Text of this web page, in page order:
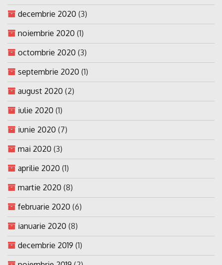
decembrie 2020 (3)
noiembrie 2020 (1)
octombrie 2020 (3)
septembrie 2020 (1)
august 2020 (2)
iulie 2020 (1)
iunie 2020 (7)
mai 2020 (3)
aprilie 2020 (1)
martie 2020 (8)
februarie 2020 (6)
ianuarie 2020 (8)
decembrie 2019 (1)